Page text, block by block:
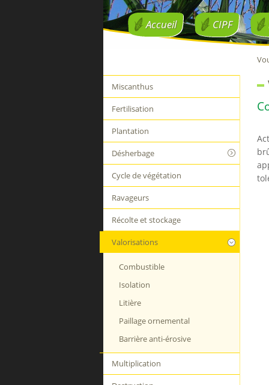
Accueil CIPF
Miscanthus
Fertilisation
Plantation
Désherbage
Cycle de végétation
Ravageurs
Récolte et stockage
Valorisations
Combustible
Isolation
Litière
Paillage ornemental
Barrière anti-érosive
Multiplication